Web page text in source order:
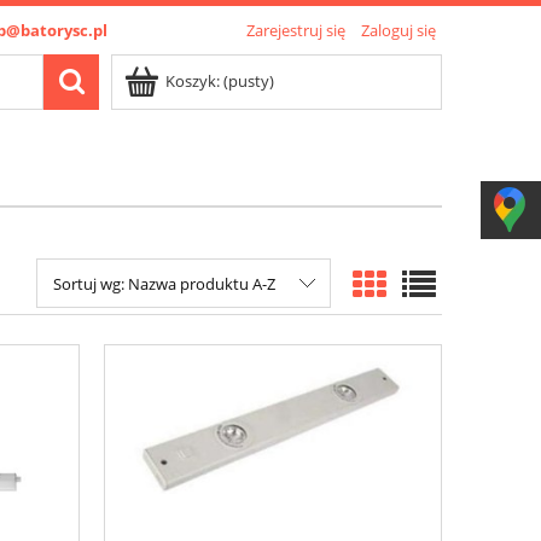
Zarejestruj się Zaloguj się
Koszyk:(pusty)
Sortuj wg: Nazwa produktu A-Z